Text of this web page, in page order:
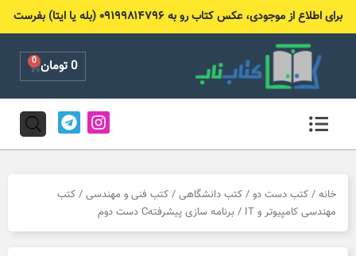
برای اطلاع از موجودی، عکس کتاب رو به ۰۹۱۹۹۸۱۴۷۹۶ (بله یا ایتا) بفرست
0تومان 0
Cart
I
n
s
g
r
a
T
e
l
r
m
خانه / کتب دست دو / کتب دانشگاهی / کتب فنی و مهندسی / کتب
مهندسی کامپیوتر و IT
/ برنامه سازی پیشرفتهC دست دوم